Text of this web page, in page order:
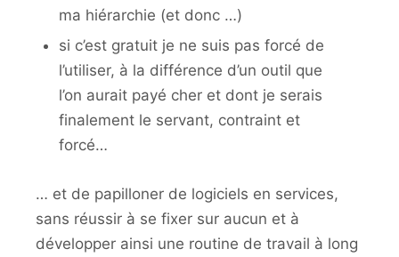
ma hiérarchie (et donc …)
si c’est gratuit je ne suis pas forcé de
l’utiliser, à la différence d’un outil que
l’on aurait payé cher et dont je serais
finalement le servant, contraint et
forcé…
… et de papilloner de logiciels en services,
sans réussir à se fixer sur aucun et à
développer ainsi une routine de travail à long